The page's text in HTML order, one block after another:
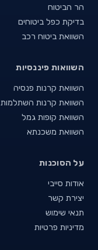
הר הביטוח
בדיקת כפל ביטוחים
השוואת ביטוח רכב
השוואות פיננסיות
השוואת קרנות פנסיה
השוואת קרנות השתלמות
השוואת קופות גמל
השוואת משכנתא
על הסוכנות
אודות סייבי
יצירת קשר
תנאי שימוש
מדיניות פרטיות